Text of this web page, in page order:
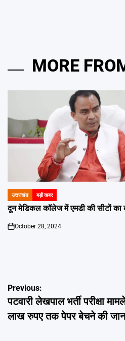
MORE
POSTED
IN
उत्तराखंड बड़ी खबर
दून मेडिकल कॉलेज में एमडी की सीटों का
on
October 28, 2024
Post
navigation
Previous:
पटवारी लेखपाल भर्ती परीक्षा
लाख रुपए तक पेपर बेचने की